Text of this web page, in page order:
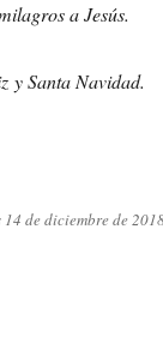
a Jesús.
y Santa Navidad.
de diciembre de